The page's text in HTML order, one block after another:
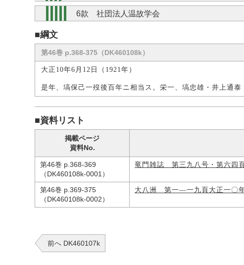
6款 社団法人温故学会
■綱文
第46巻 p.368-375（DK460108k）
大正10年6月12日（1921年）
是年、塙保己一歿後百年ニ相当ス。栄一、塙忠雄・井上通
■資料リスト
掲載ページ
資料No.
第46巻 p.368-369
（DK460108k-0001）
竜門雑誌 第三九八号・第六四
第46巻 p.369-375
（DK460108k-0002）
大八洲 第一―一九頁大正一〇
前へ DK460107k